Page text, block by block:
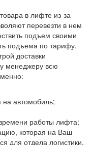
в лифте из-за
перевезти в нем
подъем своими
подъема по тарифу.
доставки
менеджеру всю
на автомобиль;
работы лифта;
которая на Ваш
для отдела логистики.